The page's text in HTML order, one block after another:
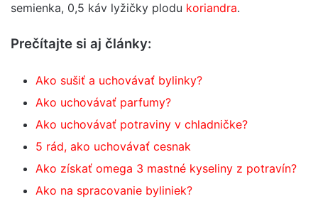
semienka, 0,5 káv lyžičky plodu koriandra.
Prečítajte si aj články:
Ako sušiť a uchovávať bylinky?
Ako uchovávať parfumy?
Ako uchovávať potraviny v chladničke?
5 rád, ako uchovávať cesnak
Ako získať omega 3 mastné kyseliny z potravín?
Ako na spracovanie byliniek?